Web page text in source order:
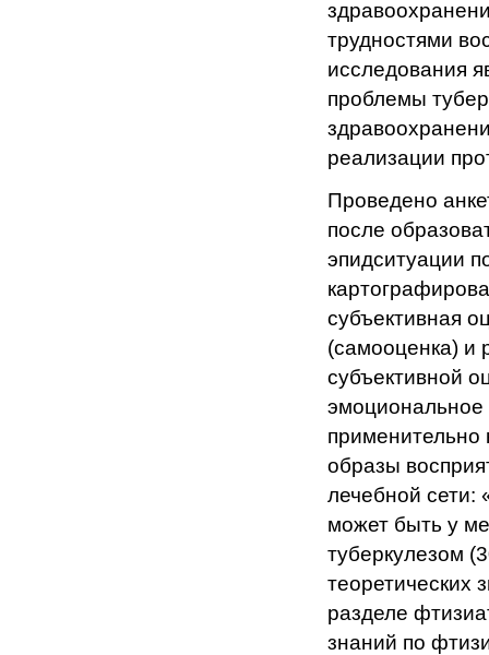
трудностями
исследования
проблемы
реализации
Проведено
после
эпидситуации
субъективная
(самооценка) и
субъективной
эмоциональное
применительно
образы
лечебной сети:
может быть у
туберкулезом
теоретических
разделе
знаний по